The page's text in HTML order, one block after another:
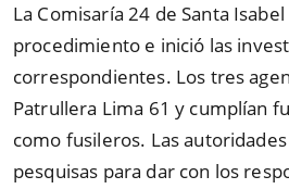
La Comisaría 24 de Santa
procedimiento e inició las
correspondientes. Los tres
Patrullera Lima 61 y cumplían
como fusileros. Las
pesquisas para dar con los